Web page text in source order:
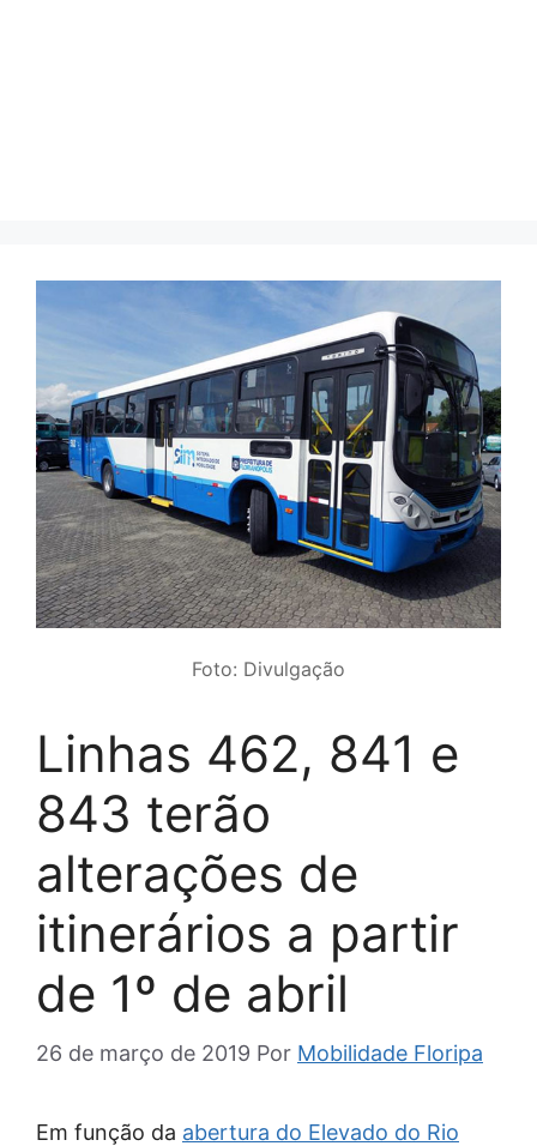
Foto: Divulgação
Linhas 462, 841 e
843 terão
alterações de
itinerários a partir
de 1º de abril
26 de março de 2019 Por Mobilidade Floripa
Em função da abertura do Elevado do Rio